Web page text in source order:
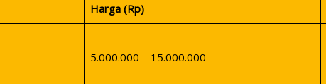
Harga (Rp)
5.000.000 – 15.000.000